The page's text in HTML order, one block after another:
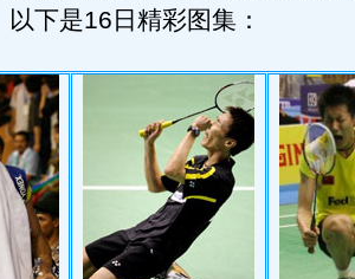
以下是16日精彩图集：